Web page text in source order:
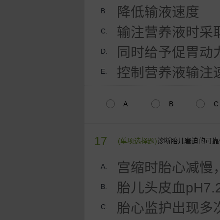
B. 降低输液速度
C. 输注营养液时采
D. 同时给予促胃动
E. 控制营养液输注
A B C
17 (单项选择题)诊断胎儿窘迫的可
A. 宫缩时胎心减慢
B. 胎儿头皮血
C. 胎心监护出现多